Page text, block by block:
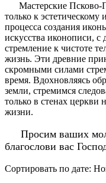
Мастерские Псково-
только к эстетическому
процесса создания
искусства иконописи, с
стремление к чистоте
жизнь. Эти древние
скромными силами
время. Вдохновляясь
земли, стремимся
только в стенах церкви
жизни.
Просим ваших
благослови вас
Сортировать по дате: